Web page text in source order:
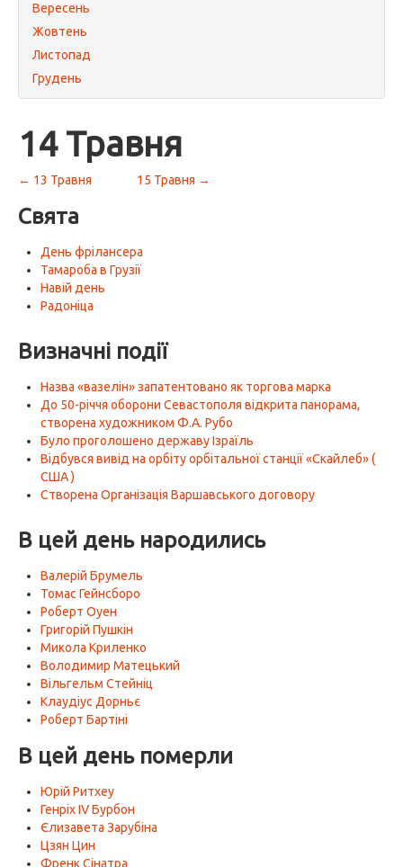
Вересень
Жовтень
Листопад
Грудень
14 Травня
← 13 Травня 15 Травня →
Свята
День фрілансера
Тамароба в Грузії
Навій день
Радоніца
Визначні події
Назва «вазелін» запатентовано як торгова марка
До 50-річчя оборони Севастополя відкрита панорама,
створена художником Ф.А. Рубо
Було проголошено державу Ізраїль
Відбувся вивід на орбіту орбітальної станції «Скайлеб» (
США )
Створена Організація Варшавського договору
В цей день народились
Валерій Брумель
Томас Гейнсборо
Роберт Оуен
Григорій Пушкін
Микола Криленко
Володимир Матецький
Вільгельм Стейніц
Клаудіус Дорньє
Роберт Бартіні
В цей день померли
Юрій Ритхеу
Генріх IV Бурбон
Єлизавета Зарубіна
Цзян Цин
Френк Сінатра